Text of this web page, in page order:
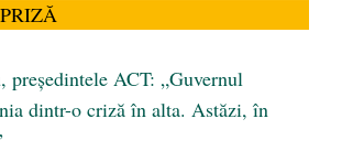
președintele ACT: „Guvernul
dintr-o criză în alta. Astăzi, în